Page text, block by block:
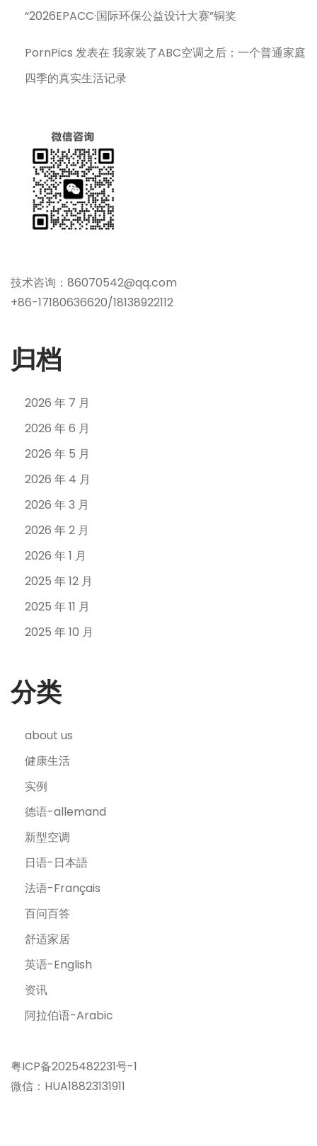
“2026EPACC·国际环保公益设计大赛”铜奖
PornPics 发表在我家装了ABC空调之后：一个普通家庭
四季的真实生活记录
技术咨询：86070542@qq.com
+86-17180636620/18138922112
归档
2026 年 7 月
2026 年 6 月
2026 年 5 月
2026 年 4 月
2026 年 3 月
2026 年 2 月
2026 年 1 月
2025 年 12 月
2025 年 11 月
2025 年 10 月
分类
about us
健康生活
实例
德语-allemand
新型空调
日语-日本語
法语-Français
百问百答
舒适家居
英语-English
资讯
阿拉伯语-Arabic
粤ICP备2025482231号-1
微信：HUA18823131911